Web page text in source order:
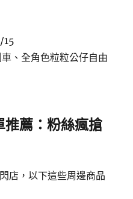
15
車、全角色粒粒公仔自由
薦：粉絲瘋搶
店，以下這些周邊商品